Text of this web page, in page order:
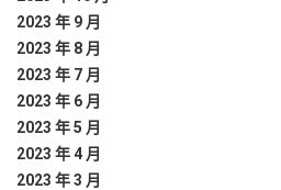
2023 年 9 月
2023 年 8 月
2023 年 7 月
2023 年 6 月
2023 年 5 月
2023 年 4 月
2023 年 3 月